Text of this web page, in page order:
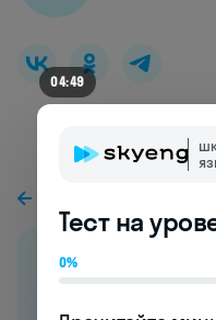
04:44
Тест на
0%